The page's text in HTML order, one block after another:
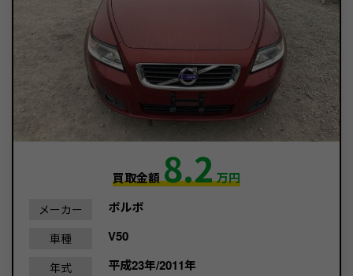
買取金額8.2万円
メーカー ボルボ
車種 V50
年式 平成23年/2011年